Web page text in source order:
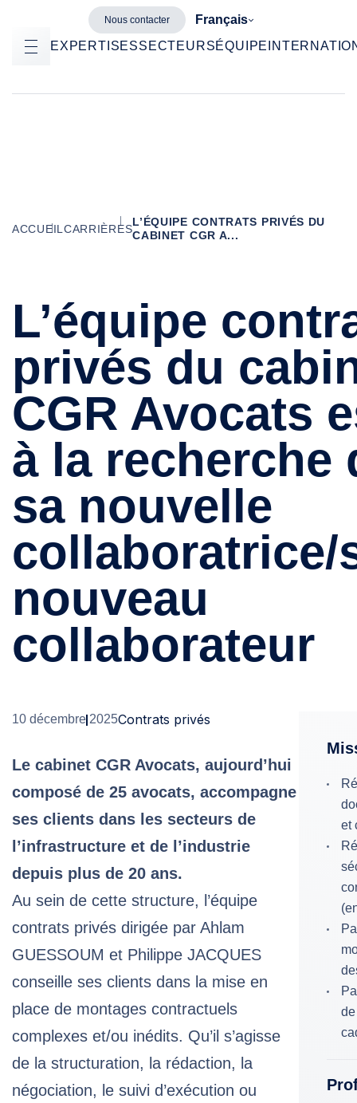
Nous contacter
Français
EXPERTISESSECTEURSÉQUIPE
ACCUEIL CARRIÈRES
L’ÉQUIPE CONTRATS PRIVÉS DU
CABINET CGR A...
L’équipe
privés du
CGR Avocats
à la recherche
sa nouvelle
collaboratrice/
nouveau
collaborateur
10 décembre 2025Contrats privés
Le cabinet CGR Avocats, aujourd’hui
composé de 25 avocats, accompagne
ses clients dans les secteurs de
l’infrastructure et de l’industrie
depuis plus de 20 ans.
Au sein de cette structure, l’équipe
contrats privés dirigée par Ahlam
GUESSOUM et Philippe JACQUES
conseille ses clients dans la mise en
place de montages contractuels
complexes et/ou inédits. Qu’il s’agisse
de la structuration, la rédaction, la
négociation, le suivi d’exécution ou
et